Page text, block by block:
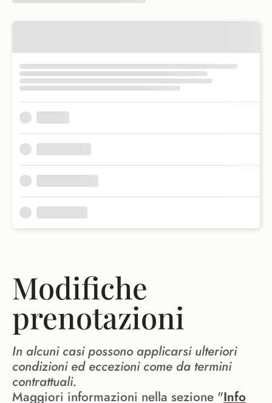
Modifiche
prenotazioni
In alcuni casi possono applicarsi ulteriori
condizioni ed eccezioni come da termini
contrattuali.
Maggiori informazioni nella sezione "Info